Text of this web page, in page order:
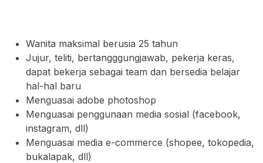
Wanita maksimal berusia 25 tahun
Jujur, teliti, bertangggungjawab, pekerja keras,
dapat bekerja sebagai team dan bersedia belajar
hal-hal baru
Menguasai adobe photoshop
Menguasai penggunaan media sosial (facebook,
instagram, dll)
Menguasai media e-commerce (shopee, tokopedia,
bukalapak, dll)